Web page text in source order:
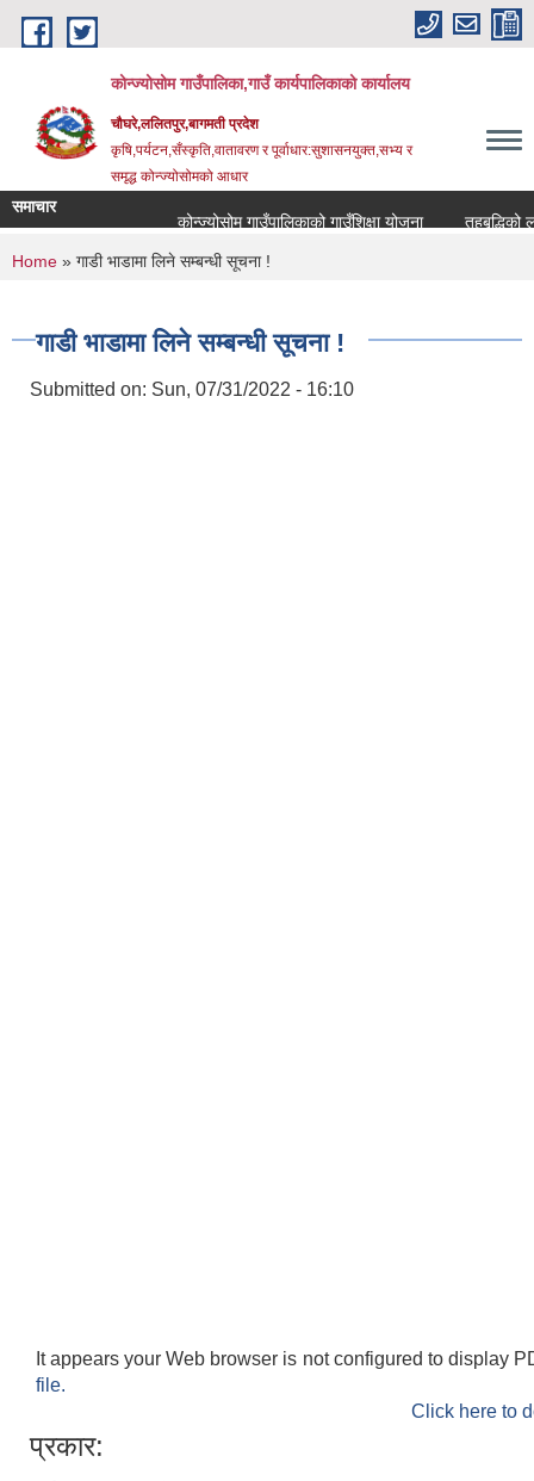
Skip to main content
कोन्ज्योसोम गाउँपालिका,गाउँ कार्यपालिकाको कार्यालय
चौघरे,ललितपुर,बागमती प्रदेश
कृषि,पर्यटन,सँस्कृति,वातावरण र पूर्वाधार:सुशासनयुक्त,सभ्य र
समृद्ध कोन्ज्योसोमको आधार
समाचार
कोन्ज्योसोम गाउँपालिकाको गाउँशिक्षा योजना
तहबृद्धिको
You are here
Home » गाडी भाडामा लिने सम्बन्धी सूचना !
गाडी भाडामा लिने सम्बन्धी सूचना !
Submitted on: Sun, 07/31/2022 - 16:10
It appears your Web browser is not configured to display
file.
Click here to
प्रकार: